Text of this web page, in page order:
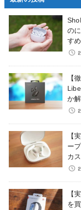
の
す
【
か
【
ー
カ
【
を